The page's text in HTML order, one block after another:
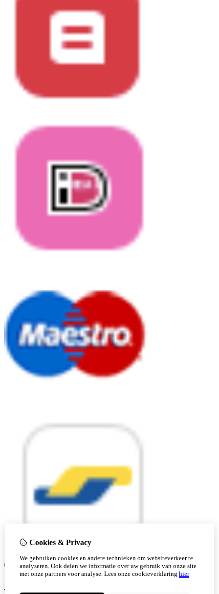
© Copyright 2026 |
Cookies & Privacy
We gebruiken cookies en andere technieken om websiteverkeer te
analyseren. Ook delen we informatie over uw gebruik van onze site
met onze partners voor analyse. Lees onze cookieverklaring hier
Ben je 18 of ouder?